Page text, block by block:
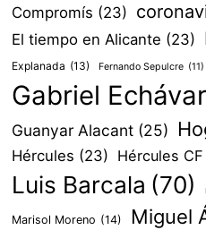
Compromís (23)
El tiempo en Alicante (23)
Explanada (13) Fernando Sepulcre (11)
Gabriel
Guanyar Alacant (25)
Hércules (23) Hércules CF
Luis Barcala (70)
Marisol Moreno (14) Miguel